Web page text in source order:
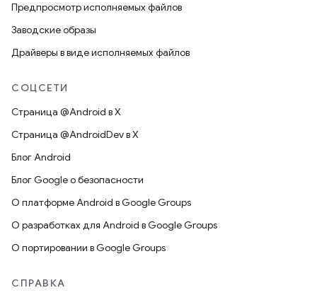
Предпросмотр исполняемых файлов
Заводские образы
Драйверы в виде исполняемых файлов
СОЦСЕТИ
Страница @Android в X
Страница @AndroidDev в X
Блог Android
Блог Google о безопасности
О платформе Android в Google Groups
О разработках для Android в Google Groups
О портировании в Google Groups
СПРАВКА